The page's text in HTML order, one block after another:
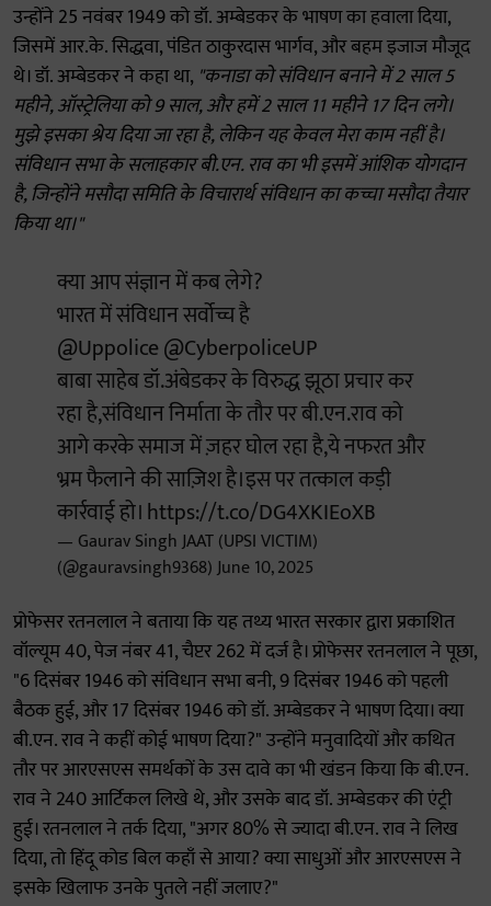
उन्होंने 25 नवंबर 1949 को डॉ. अम्बेडकर के भाषण का हवाला दिया,
जिसमें आर.के. सिद्धवा, पंडित ठाकुरदास भार्गव, और बहम इजाज मौजूद
थे। डॉ. अम्बेडकर ने कहा था, "कनाडा को संविधान बनाने में 2 साल 5
महीने, ऑस्ट्रेलिया को 9 साल, और हमें 2 साल 11 महीने 17 दिन लगे।
मुझे इसका श्रेय दिया जा रहा है, लेकिन यह केवल मेरा काम नहीं है।
संविधान सभा के सलाहकार बी.एन. राव का भी इसमें आंशिक योगदान
है, जिन्होंने मसौदा समिति के विचारार्थ संविधान का कच्चा मसौदा तैयार
किया था।"
क्या आप संज्ञान में कब लेगे?
भारत में संविधान सर्वोच्च है
@Uppolice@CyberpoliceUP
बाबा साहेब डॉ.अंबेडकर के विरुद्ध झूठा प्रचार कर
रहा है,संविधान निर्माता के तौर पर बी.एन.राव को
आगे करके समाज में ज़हर घोल रहा है,ये नफरत और
भ्रम फैलाने की साज़िश है।इस पर तत्काल कड़ी
कार्रवाई हो।https://t.co/DG4XKIEoXB
— Gaurav Singh JAAT (UPSI VICTIM)
(@gauravsingh9368)June 10, 2025
प्रोफेसर रतनलाल ने बताया कि यह तथ्य भारत सरकार द्वारा प्रकाशित
वॉल्यूम 40, पेज नंबर 41, चैप्टर 262 में दर्ज है। प्रोफेसर रतनलाल ने पूछा,
"6 दिसंबर 1946 को संविधान सभा बनी, 9 दिसंबर 1946 को पहली
बैठक हुई, और 17 दिसंबर 1946 को डॉ. अम्बेडकर ने भाषण दिया। क्या
बी.एन. राव ने कहीं कोई भाषण दिया?" उन्होंने मनुवादियों और कथित
तौर पर आरएसएस समर्थकों के उस दावे का भी खंडन किया कि बी.एन.
राव ने 240 आर्टिकल लिखे थे, और उसके बाद डॉ. अम्बेडकर की एंट्री
हुई। रतनलाल ने तर्क दिया, "अगर 80% से ज्यादा बी.एन. राव ने लिख
दिया, तो हिंदू कोड बिल कहाँ से आया? क्या साधुओं और आरएसएस ने
इसके खिलाफ उनके पुतले नहीं जलाए?"